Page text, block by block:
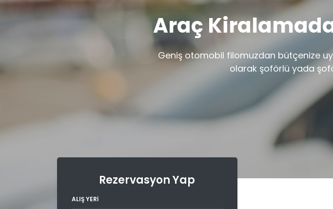
Araç
Geniş otomobil filomuzdan bütçenize
olarak şoförlü yada
Rezervasyon Yap
ALIŞ YERİ